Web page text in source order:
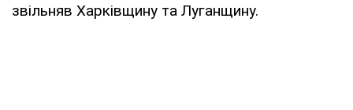
звільняв Харківщину та Луганщину.